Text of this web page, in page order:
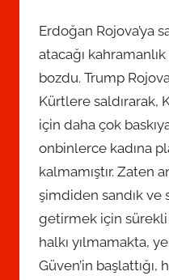
Erdoğan Rojova’ya
atacağı
bozdu. Trump
Kürtlere saldırarak,
için daha çok
onbinlerce kadına
kalmamıştır. Zaten
şimdiden sandık ve
getirmek için sürekli
halkı yılmamakta,
Güven’in